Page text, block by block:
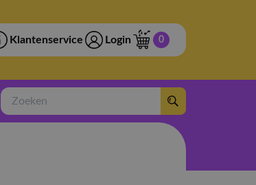
Klantenservice Login 0
Zoeken